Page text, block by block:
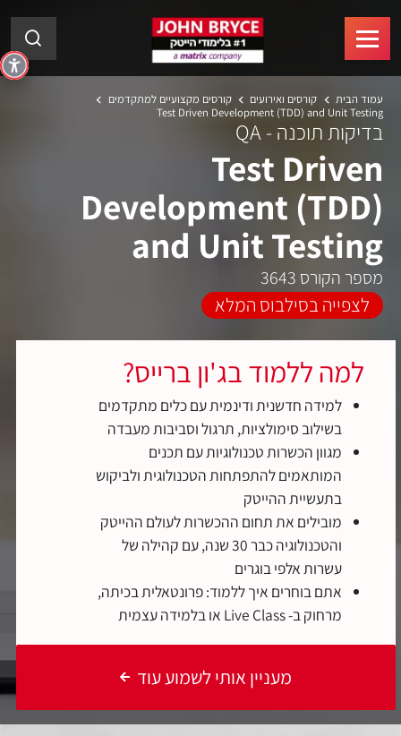
עמוד הבית קורסים ואירועים
קורסים מקצועיים למתקדמים
Test Driven Development (TDD) and Unit Testing
בדיקות תוכנה - QA
Test Driven
Development (TDD)
and Unit Testing
מספר הקורס 3643
לצפייה בסילבוס המלא
למה ללמוד בג'ון ברייס?
למידה חדשנית ודינמית עם כלים מתקדמים
בשילוב סימולציות, תרגול וסביבות מעבדה
מגוון הכשרות טכנולוגיות עם תכנים
המותאמים להתפתחות הטכנולוגית ולביקוש
בתעשיית ההייטק
מובילים את תחום ההכשרות לעולם ההייטק
והטכנולוגיה כבר 30 שנה, עם קהילה של
עשרות אלפי בוגרים
אתם בוחרים איך ללמוד: פרונטאלית בכיתה,
מרחוק ב- Live Class או בלמידה עצמית
מעניין אותי לשמוע עוד